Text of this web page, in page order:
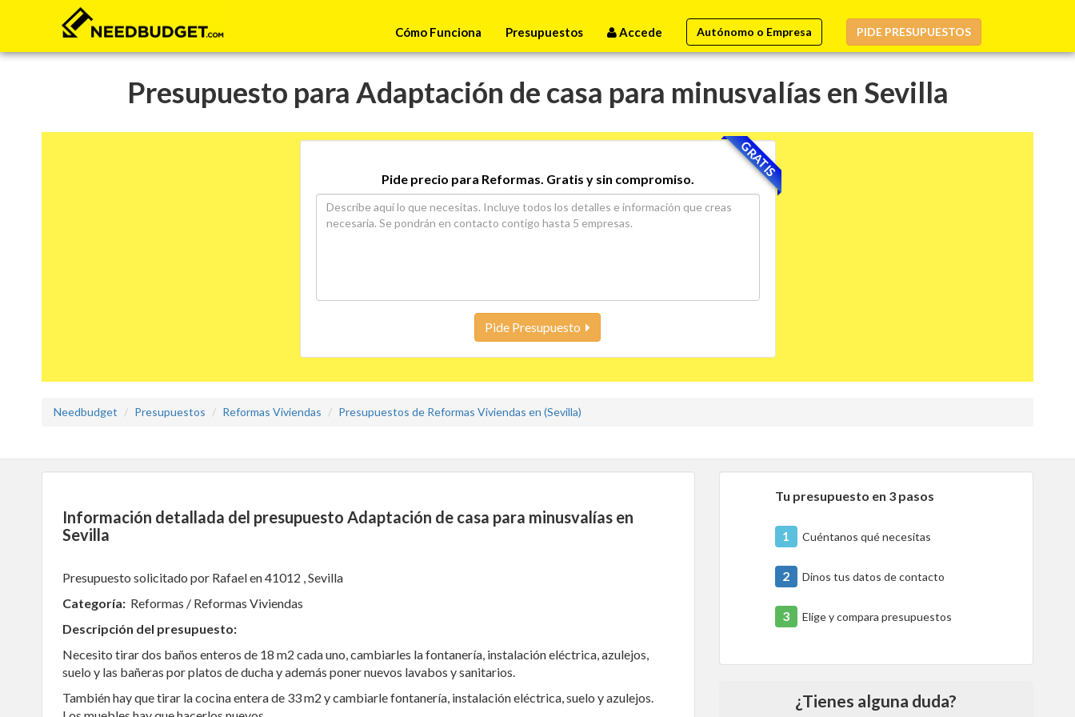
Cómo Funciona Presupuestos Accede Autónomo o Empresa PIDE PRESUPUESTOS
Presupuesto para Adaptación de casa para minusvalías en Sevilla
GRATIS
Pide precio para Reformas. Gratis y sin compromiso.
Pide Presupuesto
Needbudget Presupuestos Reformas Viviendas Presupuestos de Reformas Viviendas en (Sevilla)
Información detallada del presupuesto Adaptación de casa para minusvalías en
Sevilla
Presupuesto solicitado por Rafael en 41012 , Sevilla
Categoría: Reformas / Reformas Viviendas
Descripción del presupuesto:
Necesito tirar dos baños enteros de 18 m2 cada uno, cambiarles la fontanería, instalación eléctrica, azulejos,
suelo y las bañeras por platos de ducha y además poner nuevos lavabos y sanitarios.
También hay que tirar la cocina entera de 33 m2 y cambiarle fontanería, instalación eléctrica, suelo y azulejos.
Tu presupuesto en 3 pasos
1 Cuéntanos qué necesitas
2 Dinos tus datos de contacto
3 Elige y compara presupuestos
¿Tienes alguna duda?